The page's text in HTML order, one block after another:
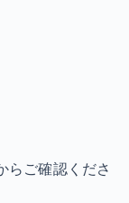
らご確認くださ